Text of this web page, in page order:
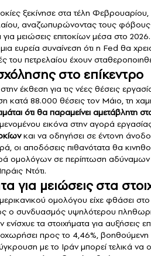
ξεκίνησε στα τέλη Φεβρουαρίου,
αναζωπυρώνοντας τους
μειώσεις επιτοκίων μέσα στο 2026.
ευρεία συναίνεση ότι η Fed θα
του πετρελαίου έχουν
στο επίκεντρο
έκθεση για τις νέες θέσεις
κατά 88.000 θέσεις τον Μάιο, τη
ότι θα παραμείνει αμετάβλητη
εικόνα στην αγορά
και να οδηγήσει σε έντονη
οι αποδόσεις πιθανότατα θα
ομολόγων σε περίπτωση αδύναμων
Ντότι.
για μειώσεις στα
ομολόγου είχε φθάσει
ο συνδυασμός υψηλότερου
τα στοιχήματα για αυξήσεις
προς το 4,46%, βοηθούμενη
με το Ιράν μπορεί τελικά